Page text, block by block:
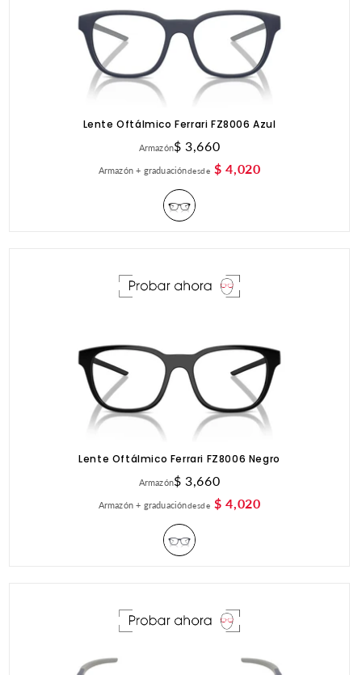
Lente Oftálmico Ferrari FZ8006 Azul
ArmazónPrecio
habitual
$ 3,660
Armazón + graduacióndesde $ 4,020
Lente Oftálmico Ferrari FZ8006 Negro
ArmazónPrecio
habitual
$ 3,660
Armazón + graduacióndesde $ 4,020